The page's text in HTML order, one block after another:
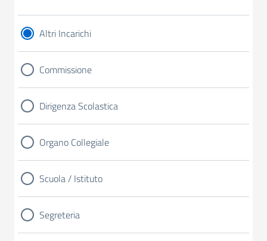
Altri Incarichi
Commissione
Dirigenza Scolastica
Organo Collegiale
Scuola / Istituto
Segreteria